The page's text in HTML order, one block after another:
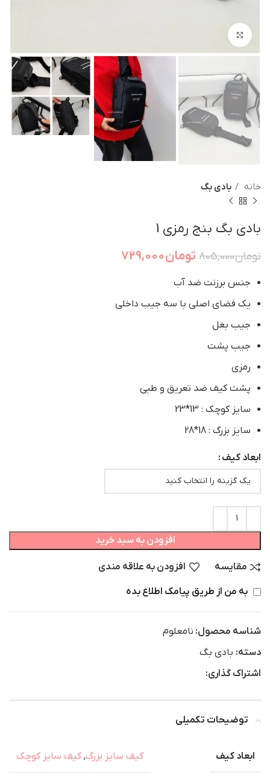
خانه بادی بگ
بادی بگ بنج رمزی 1
تومان805,000 تومان
جنس برزنت ضد آب
یک فضای اصلی با سه جیب داخلی
جیب بغل
جیب پشت
رمزی
پشت کیف ضد تعریق و طبی
سایز کوچک : 13*23
سایز بزرگ : 18*28
ابعاد کیف
افزودن به سبد خرید
مقایسه افزودن به علاقه مندی
به من از طریق پیامک اطلاع بده
شناسه محصول: نامعلوم
دسته: بادی بگ
اشتراک گذاری:
توضیحات تکمیلی
ابعاد کیف کیف سایز بزرگ, کیف سایز کوچک